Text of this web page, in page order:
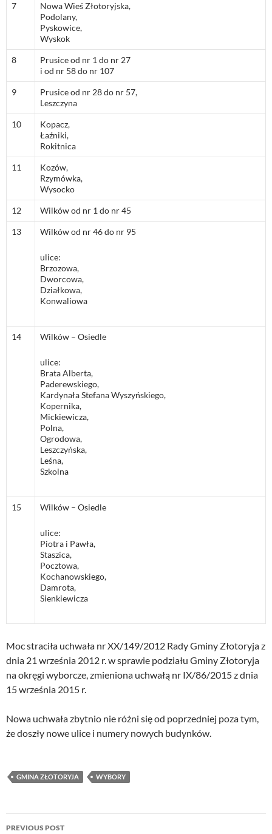
7
Nowa Wieś Złotoryjska,
Podolany,
Pyskowice,
Wyskok
8
Prusice od nr 1 do nr 27
i od nr 58 do nr 107
9
Prusice od nr 28 do nr 57,
Leszczyna
10
Kopacz,
Łaźniki,
Rokitnica
11
Kozów,
Rzymówka,
Wysocko
12 Wilków od nr 1 do nr 45
13 Wilków od nr 46 do nr 95
ulice:
Brzozowa,
Dworcowa,
Działkowa,
Konwaliowa
14 Wilków – Osiedle
ulice:
Brata Alberta,
Paderewskiego,
Kardynała Stefana Wyszyńskiego,
Kopernika,
Mickiewicza,
Polna,
Ogrodowa,
Leszczyńska,
Leśna,
Szkolna
15 Wilków – Osiedle
ulice:
Piotra i Pawła,
Staszica,
Pocztowa,
Kochanowskiego,
Damrota,
Sienkiewicza
Moc straciła uchwała nr XX/149/2012 Rady Gminy Złotoryja z
dnia 21 września 2012 r. w sprawie podziału Gminy Złotoryja
na okręgi wyborcze, zmieniona uchwałą nr IX/86/2015 z dnia
15 września 2015 r.
Nowa uchwała zbytnio nie różni się od poprzedniej poza tym,
że doszły nowe ulice i numery nowych budynków.
GMINA ZŁOTORYJA WYBORY
Post
PREVIOUS POST